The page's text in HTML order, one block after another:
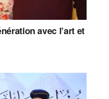
avec l’art et